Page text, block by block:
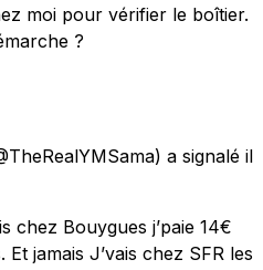
moi pour vérifier le boîtier.
?
a signalé il
chez Bouygues j’paie 14€
jamais J’vais chez SFR les